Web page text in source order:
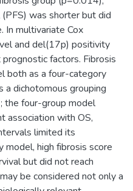
was shorter but did
In multivariate Cox
and del(17p) positivity
factors. Fibrosis
both as a four-category
dichotomous grouping
the four-group model
association with OS,
limited its
model, high fibrosis score
but did not reach
be considered not only a